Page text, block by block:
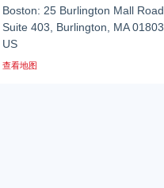
Boston: 25 Burlington Mall Road,
Suite 403, Burlington, MA 01803,
US
查看地图